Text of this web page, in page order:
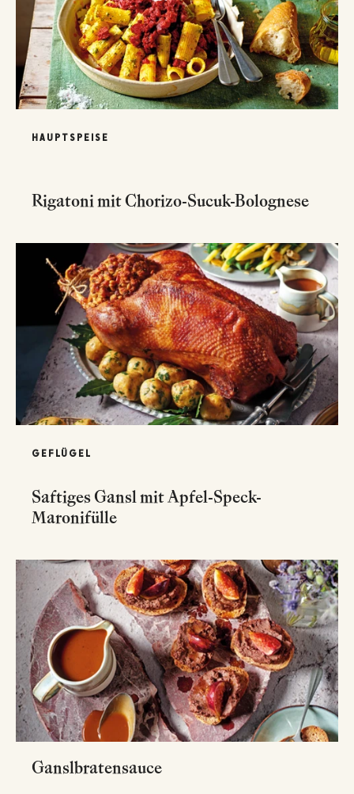
HAUPTSPEISE
Rigatoni mit Chorizo-Sucuk-Bolognese
GEFLÜGEL
Saftiges Gansl mit Apfel-Speck-
Maronifülle
Ganslbratensauce